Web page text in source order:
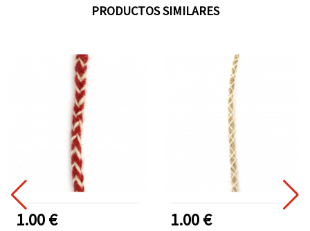
PRODUCTOS SIMILARES
1.00 € 1.00 €